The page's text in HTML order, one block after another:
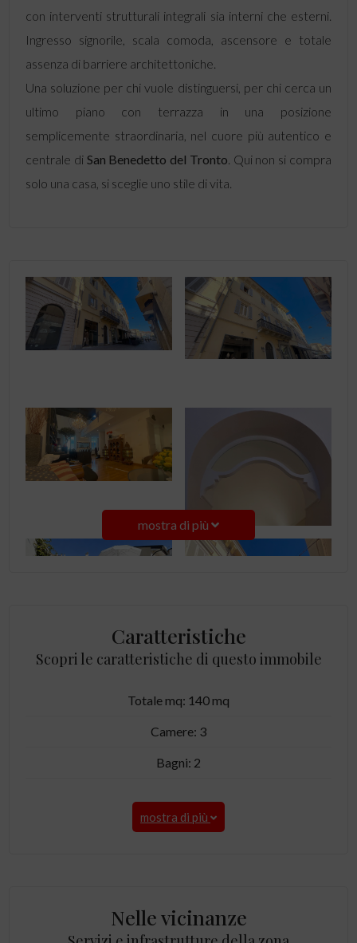
con interventi strutturali integrali sia interni che esterni.
Ingresso signorile, scala comoda, ascensore e totale
assenza di barriere architettoniche.
Una soluzione per chi vuole distinguersi, per chi cerca un
ultimo piano con terrazza in una posizione
semplicemente straordinaria, nel cuore più autentico e
centrale di San Benedetto del Tronto. Qui non si compra
solo una casa, si sceglie uno stile di vita.
mostra di più
Caratteristiche
Scopri le caratteristiche di questo immobile
Totale mq: 140 mq
Camere: 3
Bagni: 2
mostra di più
Nelle vicinanze